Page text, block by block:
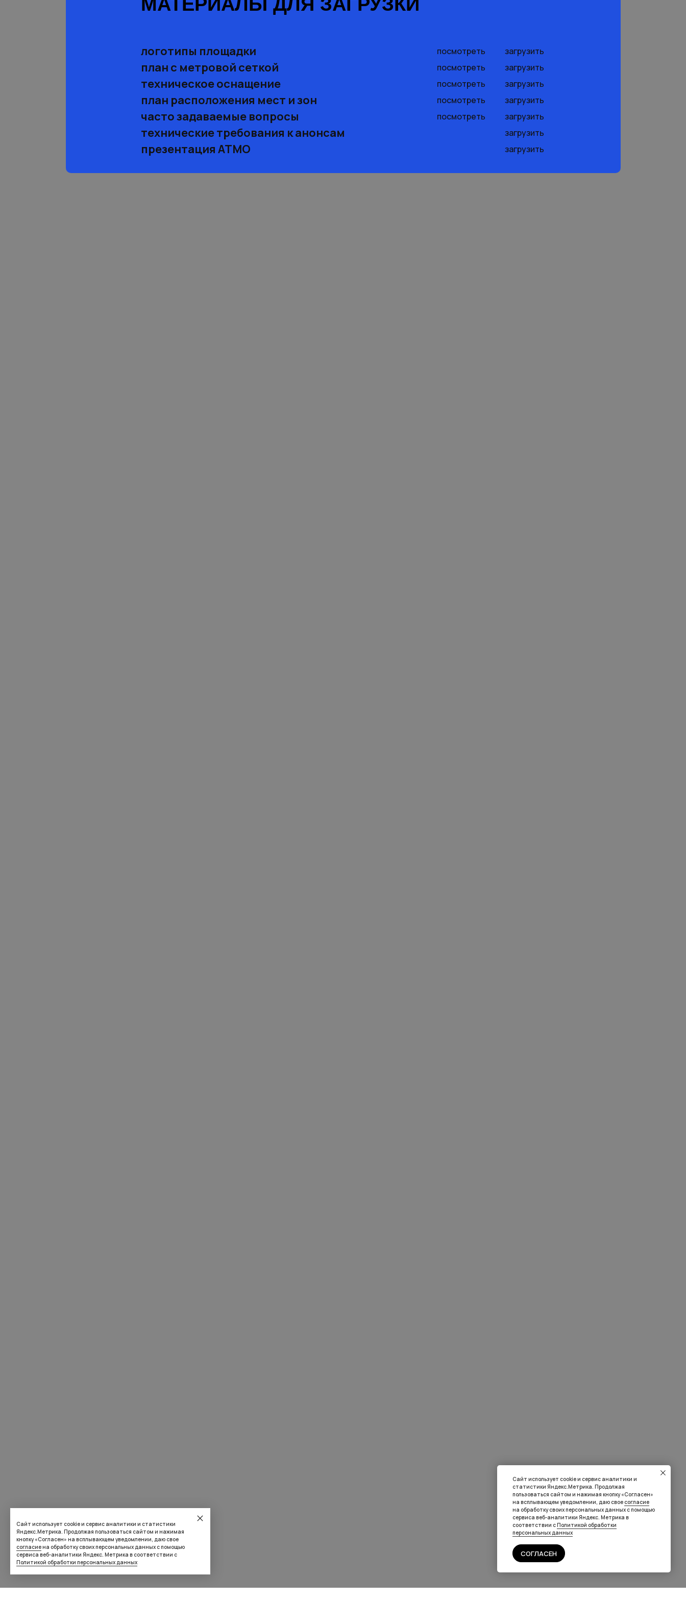
логотипы площадки посмотреть
загрузить
посмотреть
загрузить
план с метровой сеткой
посмотреть загрузить
техническое оснащение
посмотреть
посмотреть
загрузить
план расположения мест и зон
часто задаваемые вопросы загрузить
технические требования к анонсам загрузить
презентация АТМО загрузить
Сайт использует cookie и сервис аналитики и
статистики Яндекс.Метрика. Продолжая
пользоваться сайтом и нажимая кнопку «Согласен»
на всплывающем уведомлении, даю свое согласие
на обработку своих персональных данных с помощью
сервиса веб-аналитики Яндекс. Метрика в
соответствии сПолитикой обработки
персональных данных
СОГЛАСЕН
Сайт использует cookie и сервис аналитики и статистики
Яндекс.Метрика. Продолжая пользоваться сайтом и нажимая
кнопку «Согласен» на всплывающем уведомлении, даю свое
согласиена обработку своих персональных данных с помощью
сервиса веб-аналитики Яндекс. Метрика в соответствии с
Политикой обработки персональных данных